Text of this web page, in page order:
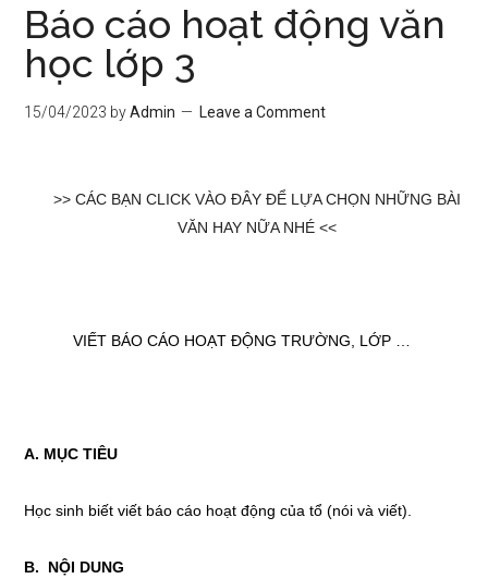
Báo cáo hoạt động văn
học lớp 3
15/04/2023 byAdmin Leave a Comment
>> CÁC BẠN CLICK VÀO ĐÂY ĐỂ LỰA CHỌN NHỮNG BÀI
VĂN HAY NỮA NHÉ <<
VIẾT BÁO CÁO HOẠT ĐỘNG TRƯỜNG, LỚP …
A. MỤC TIÊU
Học sinh biết viết báo cáo hoạt động của tổ (nói và viết).
B. NỘI DUNG